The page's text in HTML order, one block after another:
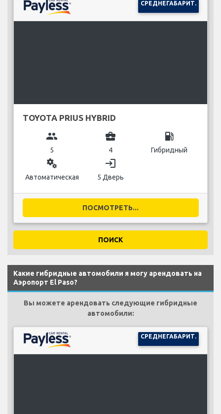
СРЕДНЕГАБАРИТ.
TOYOTA PRIUS HYBRID
group
5
business_center
4
local_gas_station
Гибридный
miscellaneous_services
Автоматическая
login
5 Дверь
ПОСМОТРЕТЬ...
ПОИСК
Какие гибридные автомобили я могу арендовать на
Аэропорт El Paso?
Вы можете арендовать следующие гибридные
автомобили:
СРЕДНЕГАБАРИТ.